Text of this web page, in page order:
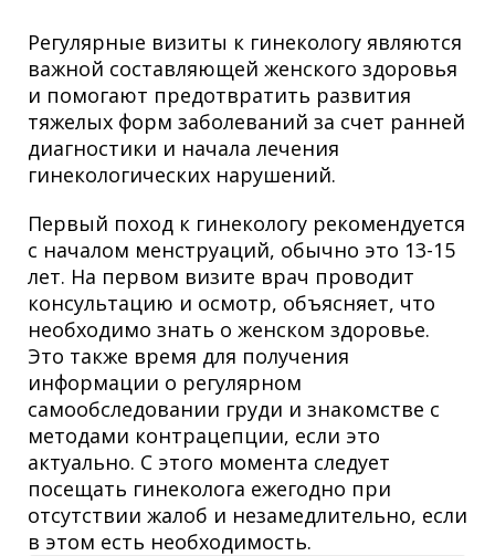
Регулярные визиты к гинекологу являются
важной составляющей женского здоровья
и помогают предотвратить развития
тяжелых форм заболеваний за счет ранней
диагностики и начала лечения
гинекологических нарушений.
Первый поход к гинекологу рекомендуется
с началом менструаций, обычно это 13-15
лет. На первом визите врач проводит
консультацию и осмотр, объясняет, что
необходимо знать о женском здоровье.
Это также время для получения
информации о регулярном
самообследовании груди и знакомстве с
методами контрацепции, если это
актуально. С этого момента следует
посещать гинеколога ежегодно при
отсутствии жалоб и незамедлительно, если
в этом есть необходимость.